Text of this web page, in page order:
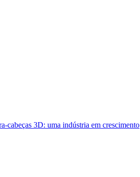
cabeças 3D: uma indústria em crescimento